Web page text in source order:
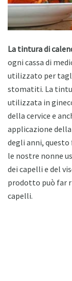
La tintura di
ogni cassa di
utilizzato per
stomatiti. La
utilizzata in
della cervice e
applicazione
degli anni, questo
le nostre nonne
dei capelli e del
prodotto può far
capelli.